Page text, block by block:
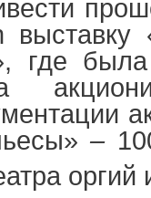
выставку
где была
–